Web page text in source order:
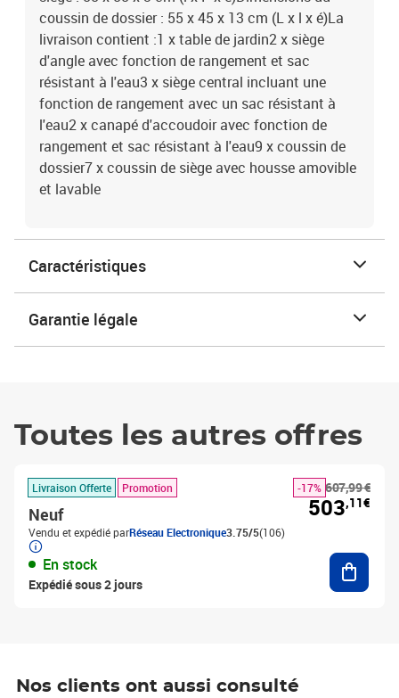
coussin de dossier : 55 x 45 x 13 cm (L x l x é)La
livraison contient :1 x table de jardin2 x siège
d'angle avec fonction de rangement et sac
résistant à l'eau3 x siège central incluant une
fonction de rangement avec un sac résistant à
l'eau2 x canapé d'accoudoir avec fonction de
rangement et sac résistant à l'eau9 x coussin de
dossier7 x coussin de siège avec housse amovible
et lavable
Caractéristiques
Garantie légale
Toutes les autres offres
Livraison Offerte Promotion
Neuf
Vendu et expédié parRéseau Electronique3.75/5(106)
En stock
Expédié sous 2 jours
607,99 €
-17%
503,11€
Nos clients ont aussi consulté